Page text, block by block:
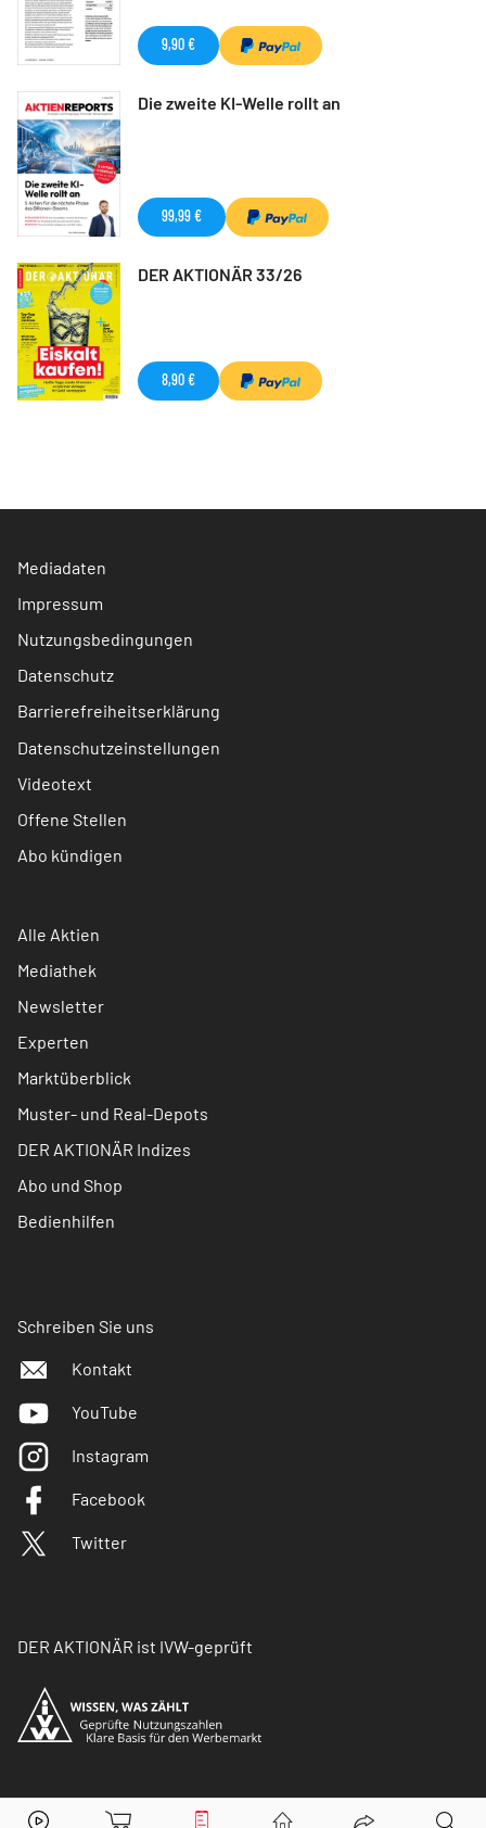
9,90 €
Die zweite KI-Welle rollt an
99,99 €
DER AKTIONÄR 33/26
8,90 €
Mediadaten
Impressum
Nutzungsbedingungen
Datenschutz
Barrierefreiheitserklärung
Datenschutzeinstellungen
Videotext
Offene Stellen
Abo kündigen
Alle Aktien
Mediathek
Newsletter
Experten
Marktüberblick
Muster- und Real-Depots
DER AKTIONÄR Indizes
Abo und Shop
Bedienhilfen
Schreiben Sie uns
Kontakt
YouTube
Instagram
Facebook
Twitter
DER AKTIONÄR ist IVW-geprüft